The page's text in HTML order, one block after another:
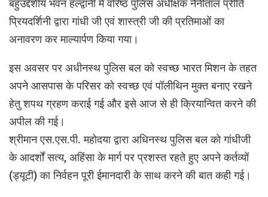
बहुउद्देशीय भवन हल्द्वानी में वरिष्ठ पुलिस अधीक्षक नैनीताल प्रीति
प्रियदर्शिनी द्वारा गांधी जी एवं शास्त्री जी की प्रतिमाओं का
अनावरण कर माल्यार्पण किया गया।
इस अवसर पर अधीनस्थ पुलिस बल को स्वच्छ भारत मिशन के तहत
अपने आसपास के परिसर को स्वच्छ एवं पॉलीथिन मुक्त बनाए रखने
हेतु शपथ ग्रहण कराई गई और इसे आज से ही क्रियान्वित करने की
अपील की गई।
श्रीमान एस.एस.पी. महोदया द्वारा अधिनस्थ पुलिस बल को गांधीजी
के आदर्शों सत्य, अहिंसा के मार्ग पर प्रशस्त रहते हुए अपने कर्तव्यों
(ड्यूटी) का निर्वहन पूरी ईमानदारी के साथ करने की बात कही गई।